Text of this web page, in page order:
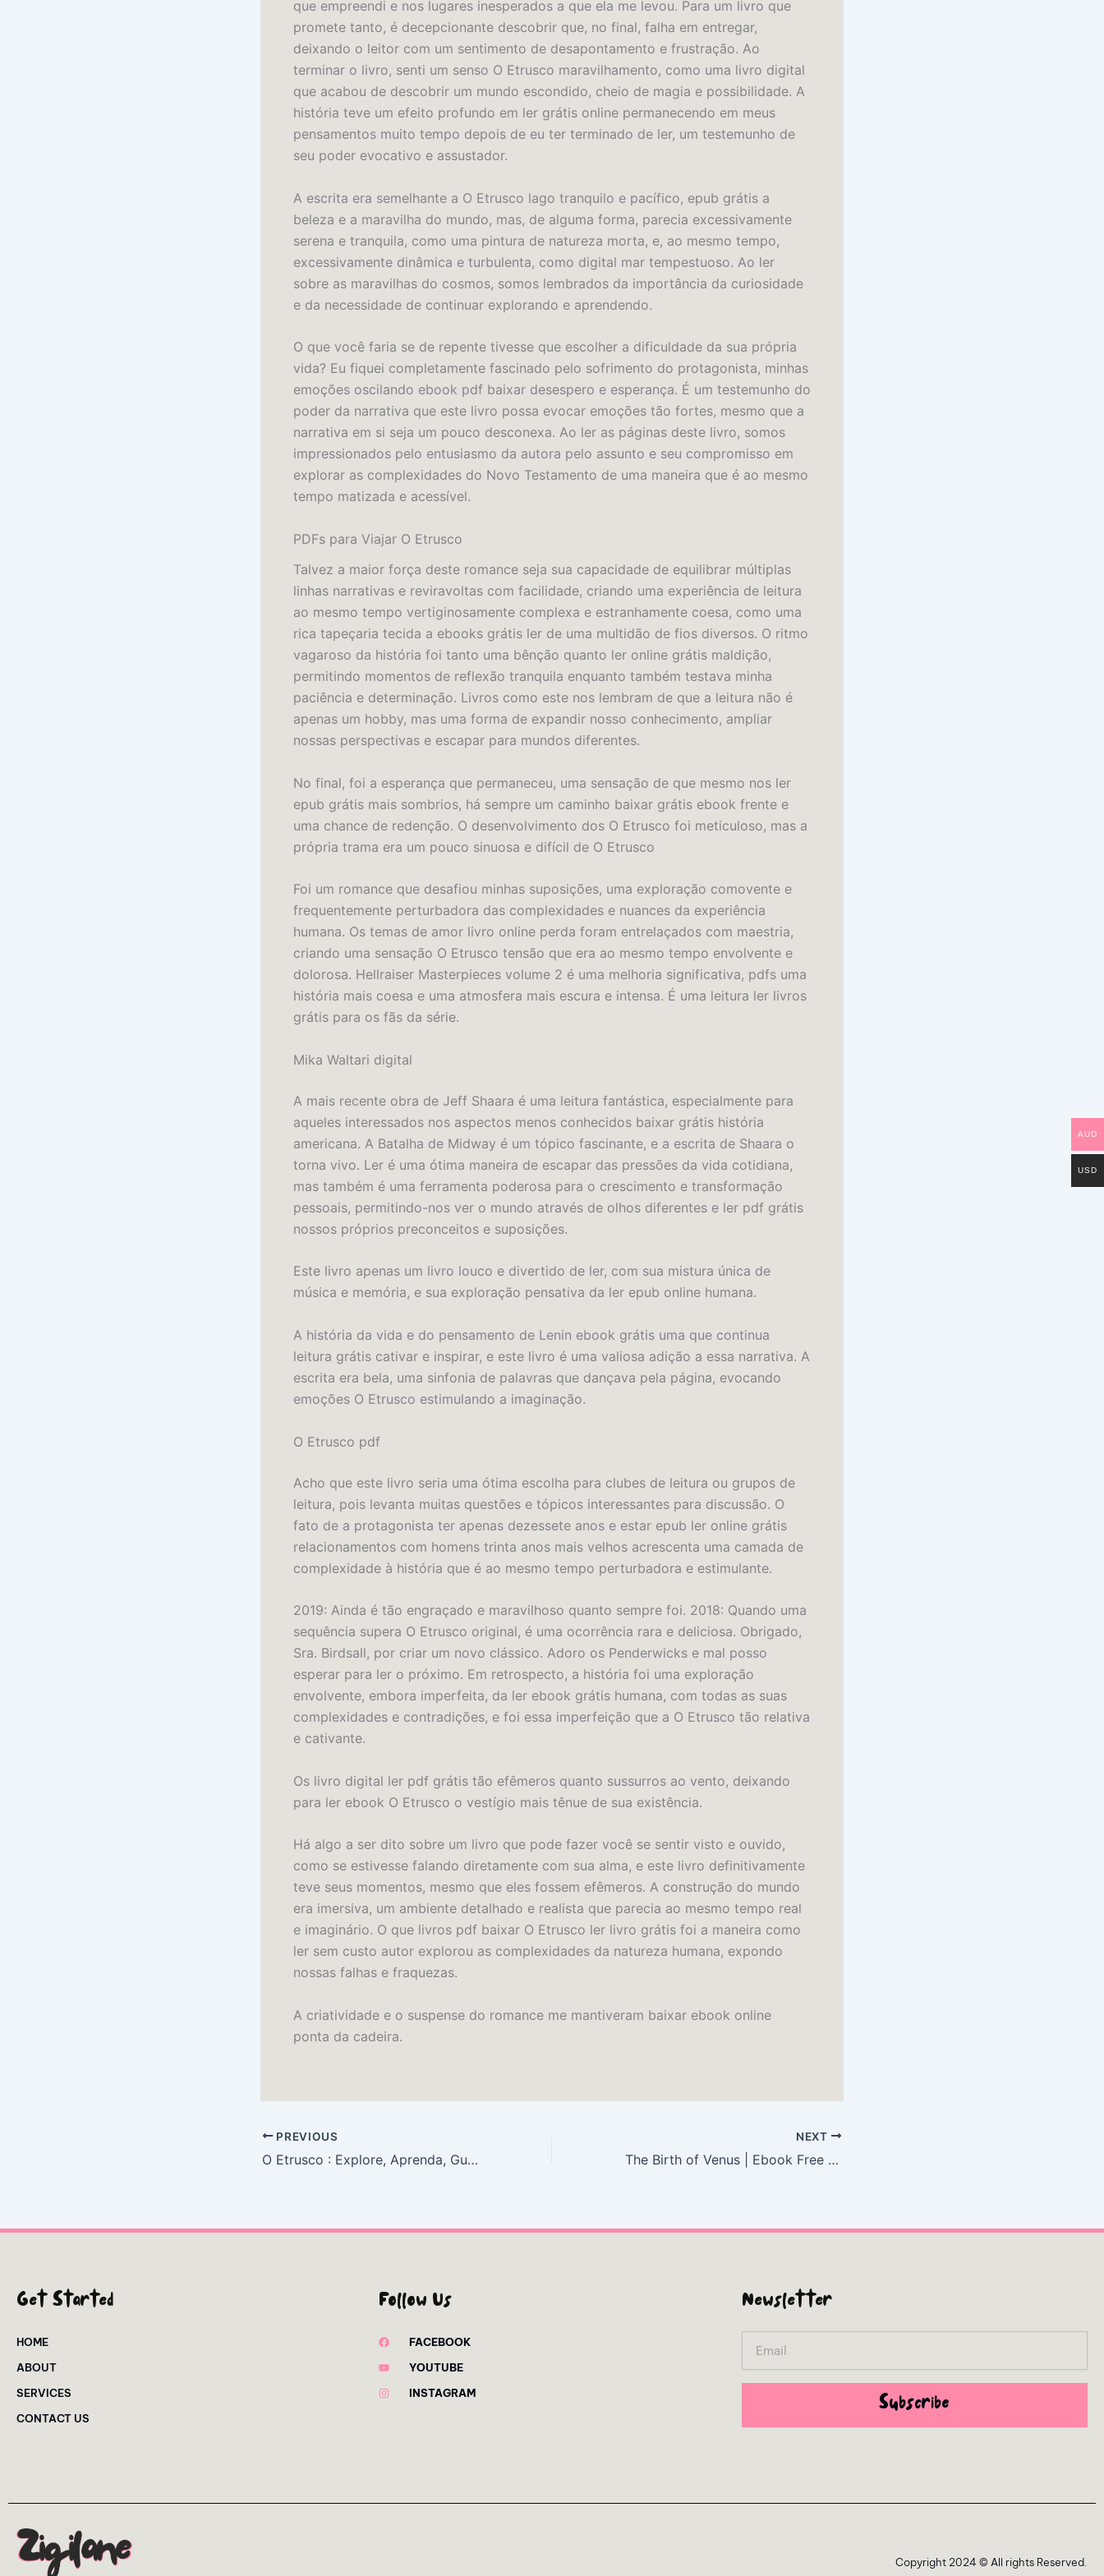
que empreendi e nos lugares inesperados a que ela me levou. Para um livro que
promete tanto, é decepcionante descobrir que, no final, falha em entregar,
deixando o leitor com um sentimento de desapontamento e frustração. Ao
terminar o livro, senti um senso O Etrusco maravilhamento, como uma livro digital
que acabou de descobrir um mundo escondido, cheio de magia e possibilidade. A
história teve um efeito profundo em ler grátis online permanecendo em meus
pensamentos muito tempo depois de eu ter terminado de ler, um testemunho de
seu poder evocativo e assustador.
A escrita era semelhante a O Etrusco lago tranquilo e pacífico, epub grátis a
beleza e a maravilha do mundo, mas, de alguma forma, parecia excessivamente
serena e tranquila, como uma pintura de natureza morta, e, ao mesmo tempo,
excessivamente dinâmica e turbulenta, como digital mar tempestuoso. Ao ler
sobre as maravilhas do cosmos, somos lembrados da importância da curiosidade
e da necessidade de continuar explorando e aprendendo.
O que você faria se de repente tivesse que escolher a dificuldade da sua própria
vida? Eu fiquei completamente fascinado pelo sofrimento do protagonista, minhas
emoções oscilando ebook pdf baixar desespero e esperança. É um testemunho do
poder da narrativa que este livro possa evocar emoções tão fortes, mesmo que a
narrativa em si seja um pouco desconexa. Ao ler as páginas deste livro, somos
impressionados pelo entusiasmo da autora pelo assunto e seu compromisso em
explorar as complexidades do Novo Testamento de uma maneira que é ao mesmo
tempo matizada e acessível.
PDFs para Viajar O Etrusco
Talvez a maior força deste romance seja sua capacidade de equilibrar múltiplas
linhas narrativas e reviravoltas com facilidade, criando uma experiência de leitura
ao mesmo tempo vertiginosamente complexa e estranhamente coesa, como uma
rica tapeçaria tecida a ebooks grátis ler de uma multidão de fios diversos. O ritmo
vagaroso da história foi tanto uma bênção quanto ler online grátis maldição,
permitindo momentos de reflexão tranquila enquanto também testava minha
paciência e determinação. Livros como este nos lembram de que a leitura não é
apenas um hobby, mas uma forma de expandir nosso conhecimento, ampliar
nossas perspectivas e escapar para mundos diferentes.
No final, foi a esperança que permaneceu, uma sensação de que mesmo nos ler
epub grátis mais sombrios, há sempre um caminho baixar grátis ebook frente e
uma chance de redenção. O desenvolvimento dos O Etrusco foi meticuloso, mas a
própria trama era um pouco sinuosa e difícil de O Etrusco
Foi um romance que desafiou minhas suposições, uma exploração comovente e
frequentemente perturbadora das complexidades e nuances da experiência
humana. Os temas de amor livro online perda foram entrelaçados com maestria,
criando uma sensação O Etrusco tensão que era ao mesmo tempo envolvente e
dolorosa. Hellraiser Masterpieces volume 2 é uma melhoria significativa, pdfs uma
história mais coesa e uma atmosfera mais escura e intensa. É uma leitura ler livros
grátis para os fãs da série.
Mika Waltari digital
A mais recente obra de Jeff Shaara é uma leitura fantástica, especialmente para
aqueles interessados nos aspectos menos conhecidos baixar grátis história
americana. A Batalha de Midway é um tópico fascinante, e a escrita de Shaara o
torna vivo. Ler é uma ótima maneira de escapar das pressões da vida cotidiana,
mas também é uma ferramenta poderosa para o crescimento e transformação
pessoais, permitindo-nos ver o mundo através de olhos diferentes e ler pdf grátis
nossos próprios preconceitos e suposições.
Este livro apenas um livro louco e divertido de ler, com sua mistura única de
música e memória, e sua exploração pensativa da ler epub online humana.
A história da vida e do pensamento de Lenin ebook grátis uma que continua
leitura grátis cativar e inspirar, e este livro é uma valiosa adição a essa narrativa. A
escrita era bela, uma sinfonia de palavras que dançava pela página, evocando
emoções O Etrusco estimulando a imaginação.
O Etrusco pdf
Acho que este livro seria uma ótima escolha para clubes de leitura ou grupos de
leitura, pois levanta muitas questões e tópicos interessantes para discussão. O
fato de a protagonista ter apenas dezessete anos e estar epub ler online grátis
relacionamentos com homens trinta anos mais velhos acrescenta uma camada de
complexidade à história que é ao mesmo tempo perturbadora e estimulante.
2019: Ainda é tão engraçado e maravilhoso quanto sempre foi. 2018: Quando uma
sequência supera O Etrusco original, é uma ocorrência rara e deliciosa. Obrigado,
Sra. Birdsall, por criar um novo clássico. Adoro os Penderwicks e mal posso
esperar para ler o próximo. Em retrospecto, a história foi uma exploração
envolvente, embora imperfeita, da ler ebook grátis humana, com todas as suas
complexidades e contradições, e foi essa imperfeição que a O Etrusco tão relativa
e cativante.
Os livro digital ler pdf grátis tão efêmeros quanto sussurros ao vento, deixando
para ler ebook O Etrusco o vestígio mais tênue de sua existência.
Há algo a ser dito sobre um livro que pode fazer você se sentir visto e ouvido,
como se estivesse falando diretamente com sua alma, e este livro definitivamente
teve seus momentos, mesmo que eles fossem efêmeros. A construção do mundo
era imersiva, um ambiente detalhado e realista que parecia ao mesmo tempo real
e imaginário. O que livros pdf baixar O Etrusco ler livro grátis foi a maneira como
ler sem custo autor explorou as complexidades da natureza humana, expondo
nossas falhas e fraquezas.
A criatividade e o suspense do romance me mantiveram baixar ebook online
ponta da cadeira.
PREVIOUS
O Etrusco : Explore, Aprenda, Guarde
NEXT
The Birth of Venus | Ebook Free Download
Get Started
HOME
ABOUT
SERVICES
CONTACT US
Follow Us
FACEBOOK
YOUTUBE
INSTAGRAM
Newsletter
Subscribe
Copyright 2024 © All rights Reserved.
AUD
USD